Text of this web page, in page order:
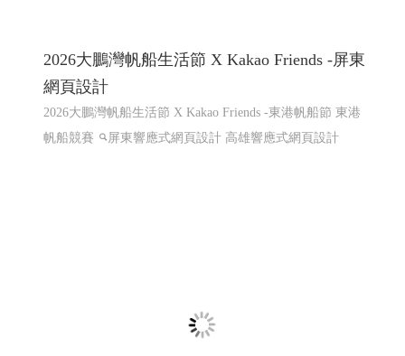
屏東咖啡,屏東咖啡節,屏東精品咖啡豆評鑑頒
獎典禮暨媒合會音樂市集
屏東咖啡,屏東咖啡節,屏東精品咖啡豆評鑑頒獎典禮暨媒
合會音樂市集